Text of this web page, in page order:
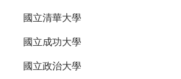
國立清華大學
國立成功大學
國立政治大學